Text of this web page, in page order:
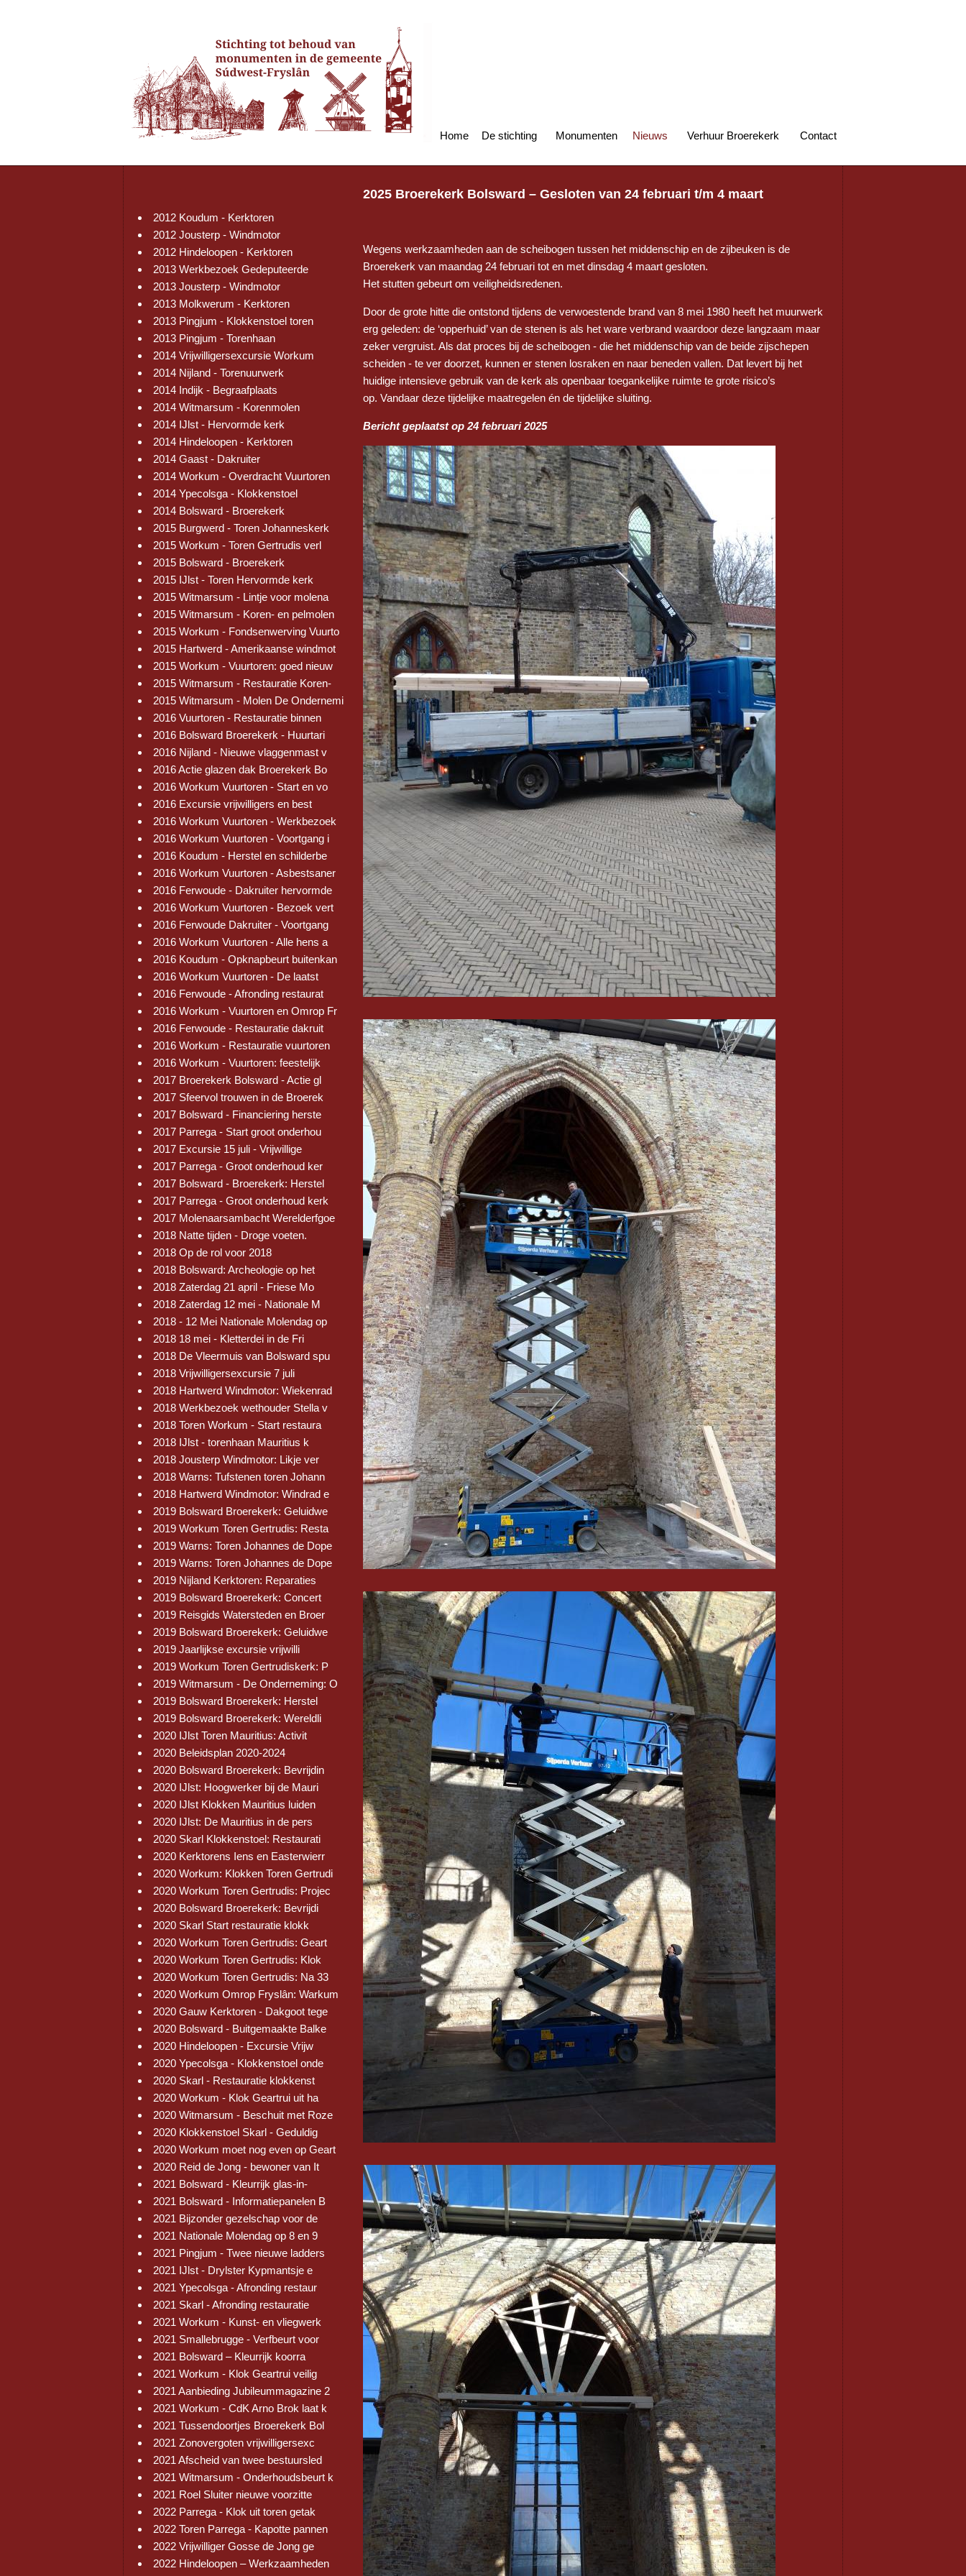
Home De stichting Monumenten Nieuws Verhuur Broerekerk Contact
2012 Koudum - Kerktoren
2012 Jousterp - Windmotor
2012 Hindeloopen - Kerktoren
2013 Werkbezoek Gedeputeerde
2013 Jousterp - Windmotor
2013 Molkwerum - Kerktoren
2013 Pingjum - Klokkenstoel toren
2013 Pingjum - Torenhaan
2014 Vrijwilligersexcursie Workum
2014 Nijland - Torenuurwerk
2014 Indijk - Begraafplaats
2014 Witmarsum - Korenmolen
2014 IJlst - Hervormde kerk
2014 Hindeloopen - Kerktoren
2014 Gaast - Dakruiter
2014 Workum - Overdracht Vuurtoren
2014 Ypecolsga - Klokkenstoel
2014 Bolsward - Broerekerk
2015 Burgwerd - Toren Johanneskerk
2015 Workum - Toren Gertrudis verl
2015 Bolsward - Broerekerk
2015 IJlst - Toren Hervormde kerk
2015 Witmarsum - Lintje voor molena
2015 Witmarsum - Koren- en pelmolen
2015 Workum - Fondsenwerving Vuurto
2015 Hartwerd - Amerikaanse windmot
2015 Workum - Vuurtoren: goed nieuw
2015 Witmarsum - Restauratie Koren-
2015 Witmarsum - Molen De Ondernemi
2016 Vuurtoren - Restauratie binnen
2016 Bolsward Broerekerk - Huurtari
2016 Nijland - Nieuwe vlaggenmast v
2016 Actie glazen dak Broerekerk Bo
2016 Workum Vuurtoren - Start en vo
2016 Excursie vrijwilligers en best
2016 Workum Vuurtoren - Werkbezoek
2016 Workum Vuurtoren - Voortgang i
2016 Koudum - Herstel en schilderbe
2016 Workum Vuurtoren - Asbestsaner
2016 Ferwoude - Dakruiter hervormde
2016 Workum Vuurtoren - Bezoek vert
2016 Ferwoude Dakruiter - Voortgang
2016 Workum Vuurtoren - Alle hens a
2016 Koudum - Opknapbeurt buitenkan
2016 Workum Vuurtoren - De laatst
2016 Ferwoude - Afronding restaurat
2016 Workum - Vuurtoren en Omrop Fr
2016 Ferwoude - Restauratie dakruit
2016 Workum - Restauratie vuurtoren
2016 Workum - Vuurtoren: feestelijk
2017 Broerekerk Bolsward - Actie gl
2017 Sfeervol trouwen in de Broerek
2017 Bolsward - Financiering herste
2017 Parrega - Start groot onderhou
2017 Excursie 15 juli - Vrijwillige
2017 Parrega - Groot onderhoud ker
2017 Bolsward - Broerekerk: Herstel
2017 Parrega - Groot onderhoud kerk
2017 Molenaarsambacht Werelderfgoe
2018 Natte tijden - Droge voeten.
2018 Op de rol voor 2018
2018 Bolsward: Archeologie op het
2018 Zaterdag 21 april - Friese Mo
2018 Zaterdag 12 mei - Nationale M
2018 - 12 Mei Nationale Molendag op
2018 18 mei - Kletterdei in de Fri
2018 De Vleermuis van Bolsward spu
2018 Vrijwilligersexcursie 7 juli
2018 Hartwerd Windmotor: Wiekenrad
2018 Werkbezoek wethouder Stella v
2018 Toren Workum - Start restaura
2018 IJlst - torenhaan Mauritius k
2018 Jousterp Windmotor: Likje ver
2018 Warns: Tufstenen toren Johann
2018 Hartwerd Windmotor: Windrad e
2019 Bolsward Broerekerk: Geluidwe
2019 Workum Toren Gertrudis: Resta
2019 Warns: Toren Johannes de Dope
2019 Warns: Toren Johannes de Dope
2019 Nijland Kerktoren: Reparaties
2019 Bolsward Broerekerk: Concert
2019 Reisgids Watersteden en Broer
2019 Bolsward Broerekerk: Geluidwe
2019 Jaarlijkse excursie vrijwilli
2019 Workum Toren Gertrudiskerk: P
2019 Witmarsum - De Onderneming: O
2019 Bolsward Broerekerk: Herstel
2019 Bolsward Broerekerk: Wereldli
2020 IJlst Toren Mauritius: Activit
2020 Beleidsplan 2020-2024
2020 Bolsward Broerekerk: Bevrijdin
2020 IJlst: Hoogwerker bij de Mauri
2020 IJlst Klokken Mauritius luiden
2020 IJlst: De Mauritius in de pers
2020 Skarl Klokkenstoel: Restaurati
2020 Kerktorens Iens en Easterwierr
2020 Workum: Klokken Toren Gertrudi
2020 Workum Toren Gertrudis: Projec
2020 Bolsward Broerekerk: Bevrijdi
2020 Skarl Start restauratie klokk
2020 Workum Toren Gertrudis: Geart
2020 Workum Toren Gertrudis: Klok
2020 Workum Toren Gertrudis: Na 33
2020 Workum Omrop Fryslân: Warkum
2020 Gauw Kerktoren - Dakgoot tege
2020 Bolsward - Buitgemaakte Balke
2020 Hindeloopen - Excursie Vrijw
2020 Ypecolsga - Klokkenstoel onde
2020 Skarl - Restauratie klokkenst
2020 Workum - Klok Geartrui uit ha
2020 Witmarsum - Beschuit met Roze
2020 Klokkenstoel Skarl - Geduldig
2020 Workum moet nog even op Geart
2020 Reid de Jong - bewoner van It
2021 Bolsward - Kleurrijk glas-in-
2021 Bolsward - Informatiepanelen B
2021 Bijzonder gezelschap voor de
2021 Nationale Molendag op 8 en 9
2021 Pingjum - Twee nieuwe ladders
2021 IJlst - Drylster Kypmantsje e
2021 Ypecolsga - Afronding restaur
2021 Skarl - Afronding restauratie
2021 Workum - Kunst- en vliegwerk
2021 Smallebrugge - Verfbeurt voor
2021 Bolsward – Kleurrijk koorra
2021 Workum - Klok Geartrui veilig
2021 Aanbieding Jubileummagazine 2
2021 Workum - CdK Arno Brok laat k
2021 Tussendoortjes Broerekerk Bol
2021 Zonovergoten vrijwilligersexc
2021 Afscheid van twee bestuursled
2021 Witmarsum - Onderhoudsbeurt k
2021 Roel Sluiter nieuwe voorzitte
2022 Parrega - Klok uit toren getak
2022 Toren Parrega - Kapotte pannen
2022 Vrijwilliger Gosse de Jong ge
2022 Hindeloopen – Werkzaamheden
2025 Broerekerk Bolsward – Gesloten van 24 februari t/m 4 maart
Wegens werkzaamheden aan de scheibogen tussen het middenschip en de zijbeuken is de
Broerekerk van maandag 24 februari tot en met dinsdag 4 maart gesloten.
Het stutten gebeurt om veiligheidsredenen.
Door de grote hitte die ontstond tijdens de verwoestende brand van 8 mei 1980 heeft het muurwerk
erg geleden: de ‘opperhuid’ van de stenen is als het ware verbrand waardoor deze langzaam maar
zeker vergruist. Als dat proces bij de scheibogen - die het middenschip van de beide zijschepen
scheiden - te ver doorzet, kunnen er stenen losraken en naar beneden vallen. Dat levert bij het
huidige intensieve gebruik van de kerk als openbaar toegankelijke ruimte te grote risico’s
op. Vandaar deze tijdelijke maatregelen én de tijdelijke sluiting.
Bericht geplaatst op 24 februari 2025